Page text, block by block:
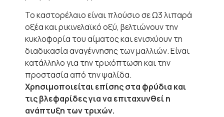
Το καστορέλαιο είναι πλούσιο σε Ω3 λιπαρά
οξέα και ρικινελαϊκό οξύ, βελτιώνουν την
κυκλοφορία του αίματος και ενισχύουν τη
διαδικασία αναγέννησης των μαλλιών. Είναι
κατάλληλο για την τριχόπτωση και την
προστασία από την ψαλίδα.
Χρησιμοποιείται επίσης στα φρύδια και
τις βλεφαρίδες για να επιταχυνθεί η
ανάπτυξη των τριχών.